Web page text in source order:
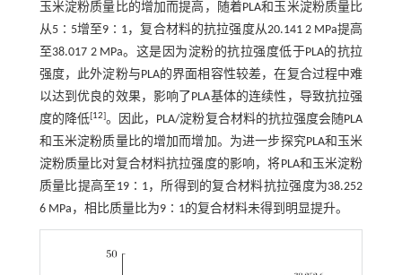
玉米淀粉质量比的增加而提高，随着PLA和玉米淀粉质量比
从5∶5增至9∶1，复合材料的抗拉强度从20.141 2 MPa提高
至38.017 2 MPa。这是因为淀粉的抗拉强度低于PLA的抗拉
强度，此外淀粉与PLA的界面相容性较差，在复合过程中难
以达到优良的效果，影响了PLA基体的连续性，导致抗拉强
度的降低[12]。因此，PLA/淀粉复合材料的抗拉强度会随PLA
和玉米淀粉质量比的增加而增加。为进一步探究PLA和玉米
淀粉质量比对复合材料抗拉强度的影响，将PLA和玉米淀粉
质量比提高至19∶1，所得到的复合材料抗拉强度为38.252
6 MPa，相比质量比为9∶1的复合材料未得到明显提升。